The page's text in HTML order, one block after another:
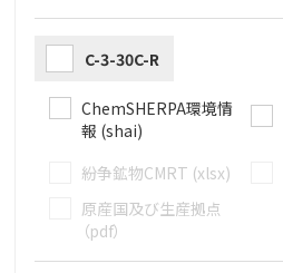
C-3-30C-R
ChemSHERPA環境情
報 (shai)
紛争鉱物CMRT (xlsx)
原産国及び生産拠点
（pdf）